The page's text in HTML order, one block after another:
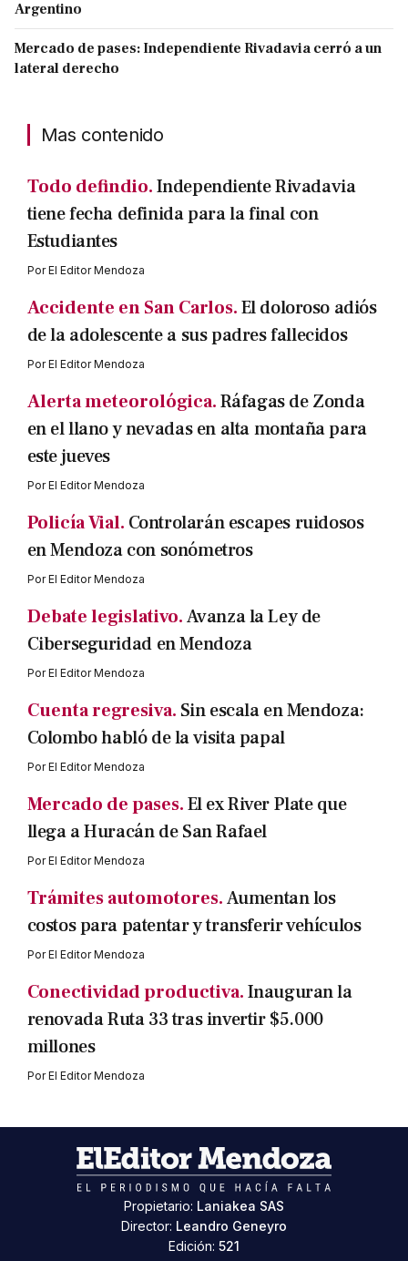
Argentino
Mercado de pases: Independiente Rivadavia cerró a un
lateral derecho
Mas contenido
Todo defindio.Independiente Rivadavia
tiene fecha definida para la final con
Estudiantes
PorEl Editor Mendoza
Accidente en San Carlos.El doloroso adiós
de la adolescente a sus padres fallecidos
PorEl Editor Mendoza
Alerta meteorológica.Ráfagas de Zonda
en el llano y nevadas en alta montaña para
este jueves
PorEl Editor Mendoza
Policía Vial. Controlarán escapes ruidosos
en Mendoza con sonómetros
PorEl Editor Mendoza
Debate legislativo.Avanza la Ley de
Ciberseguridad en Mendoza
PorEl Editor Mendoza
Cuenta regresiva. Sin escala en Mendoza:
Colombo habló de la visita papal
PorEl Editor Mendoza
Mercado de pases.El ex River Plate que
llega a Huracán de San Rafael
PorEl Editor Mendoza
Trámites automotores.Aumentan los
costos para patentar y transferir vehículos
PorEl Editor Mendoza
Conectividad productiva.Inauguran la
renovada Ruta 33 tras invertir $5.000
millones
PorEl Editor Mendoza
Propietario: Laniakea SAS
Director: Leandro Geneyro
Edición: 521